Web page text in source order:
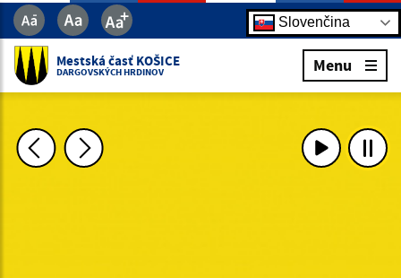
Slovenčina
Mestská časť KOŠICE
DARGOVSKÝCH HRDINOV Menu